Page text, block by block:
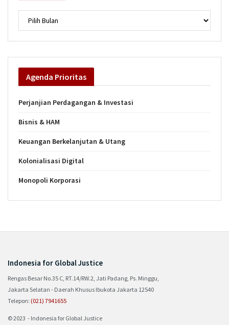
Agenda Prioritas
Perjanjian Perdagangan & Investasi
Bisnis & HAM
Keuangan Berkelanjutan & Utang
Kolonialisasi Digital
Monopoli Korporasi
Indonesia for Global Justice
Rengas Besar No.35 C, RT.14/RW.2, Jati Padang, Ps. Minggu,
Jakarta Selatan - Daerah Khusus Ibukota Jakarta 12540
Telepon: (021) 7941655
© 2023 - Indonesia for Global Justice